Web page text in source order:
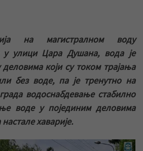
на магистралном воду
улици Цара Душана, вода је
који су током трајања
без воде, па је тренутно на
водоснабдевање стабилно
воде у појединим деловима
хаварије.